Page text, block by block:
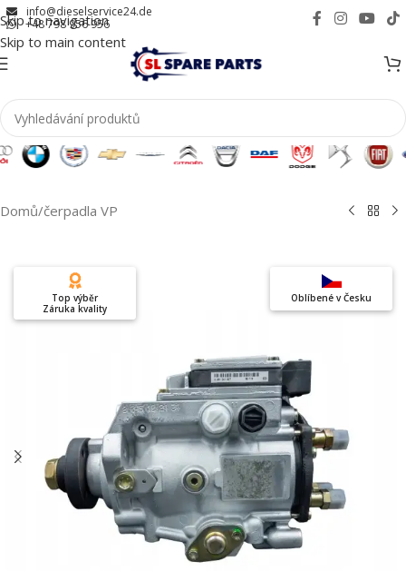
Skip to navigation
Skip to main content
info@dieselservice24.de
+48 798 956 956
Domů/čerpadla VP
Oblíbené v Česku
Top výběr
Záruka kvality